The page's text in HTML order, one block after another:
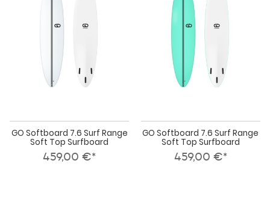
GO Softboard 7.6 Surf Range
Soft Top Surfboard
459,00 €*
GO Softboard 7.6 Surf Range
Soft Top Surfboard
459,00 €*